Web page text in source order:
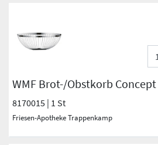
WMF Brot-/Obstkorb Concept
8170015 | 1 St
Friesen-Apotheke Trappenkamp